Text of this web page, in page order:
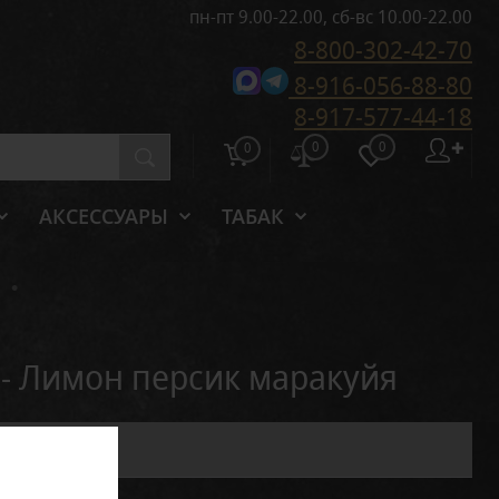
пн-пт 9.00-22.00, сб-вс 10.00-22.00
8-800-302-42-70
8-916-056-88-80
8-917-577-44-18
0 0 0 ✚
АКСЕССУАРЫ ТАБАК
Лимон персик маракуйя